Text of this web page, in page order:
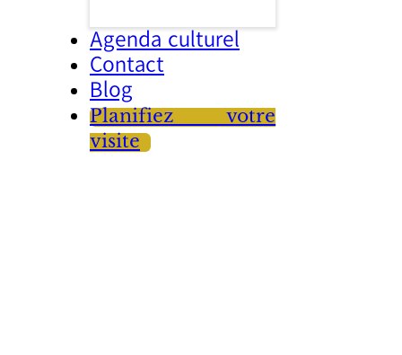
Agenda culturel
Contact
Blog
Planifiez votre
visite